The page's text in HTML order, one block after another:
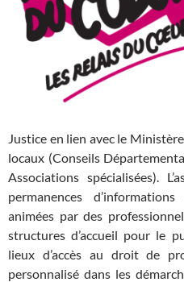
Justice en lien avec le
locaux (Conseils
Associations spécialisées).
permanences
animées par des
structures d’accueil pour le
lieux d’accès au droit de
personnalisé dans les